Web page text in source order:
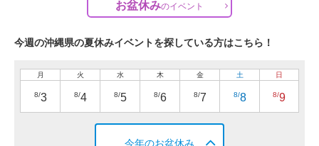
お盆休みのイベント
今週の沖縄県の夏休みイベントを探している方はこちら！
月
8/3
火
8/4
水
8/5
木
8/6
金
8/7
土
8/8
日
8/9
今年のお盆休み